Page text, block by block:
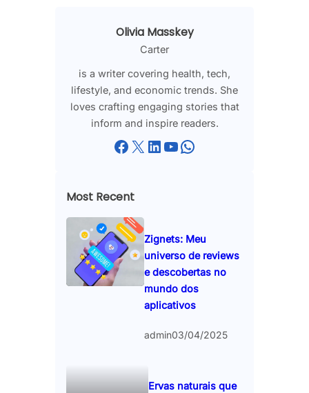
Olivia Masskey
Carter
is a writer covering health, tech,
lifestyle, and economic trends. She
loves crafting engaging stories that
inform and inspire readers.
Facebook X LinkedIn YouTube WhatsApp
Most Recent
Zignets: Meu
universo de reviews
e descobertas no
mundo dos
aplicativos
admin03/04/2025
Ervas naturais que